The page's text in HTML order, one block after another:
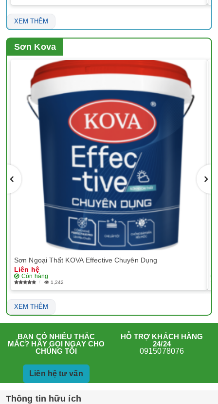
XEM THÊM
Sơn Kova
Sơn Ngoại Thất KOVA Effective Chuyên Dụng
Liên hệ
Còn hàng
1,242
XEM THÊM
BẠN CÓ NHIỀU THẮC
MẮC? HÃY GỌI NGAY CHO
CHÚNG TÔI
HỖ TRỢ KHÁCH HÀNG
24/24
0915078076
Liên hệ tư vấn
Thông tin hữu ích